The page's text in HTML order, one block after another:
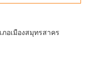
อเมืองสมุทรสาคร